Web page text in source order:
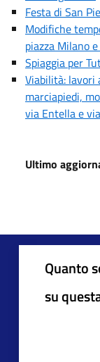
Festa di San
Modifiche
piazza Milano
Spiaggia per
Viabilità: lavori
marciapiedi,
via Entella e
Ultimo
Quanto
su